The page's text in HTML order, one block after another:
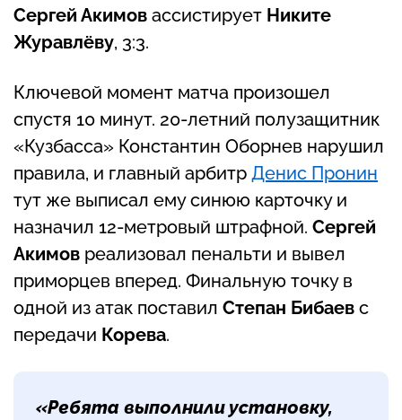
Сергей Акимов ассистирует Никите
Журавлёву, 3:3.
Ключевой момент матча произошел
спустя 10 минут. 20-летний полузащитник
«Кузбасса» Константин Оборнев нарушил
правила, и главный арбитр Денис Пронин
тут же выписал ему синюю карточку и
назначил 12-метровый штрафной. Сергей
Акимов реализовал пенальти и вывел
приморцев вперед. Финальную точку в
одной из атак поставил Степан Бибаев с
передачи Корева.
«Ребята выполнили установку,